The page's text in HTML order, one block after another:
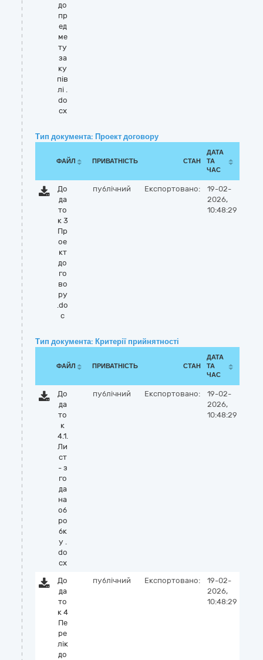
до
пр
ед
ме
ту
за
ку
пів
лі .
do
cx
Тип документа: Проект договору
ФАЙЛ ПРИВАТНІСТЬ СТАН
ДАТА
ТА
ЧАС
До
да
то
к 3
Пр
ое
кт
до
го
во
ру
.do
c
публічний Експортовано:
19-02-
2026,
10:48:29
Тип документа: Критерії прийнятності
ФАЙЛ ПРИВАТНІСТЬ СТАН
ДАТА
ТА
ЧАС
До
да
то
к
4.1.
Ли
ст
- з
го
да
на
об
ро
бк
у .
do
cx
публічний Експортовано:
19-02-
2026,
10:48:29
До
да
то
к 4
Пе
ре
лік
до
публічний Експортовано:
19-02-
2026,
10:48:29